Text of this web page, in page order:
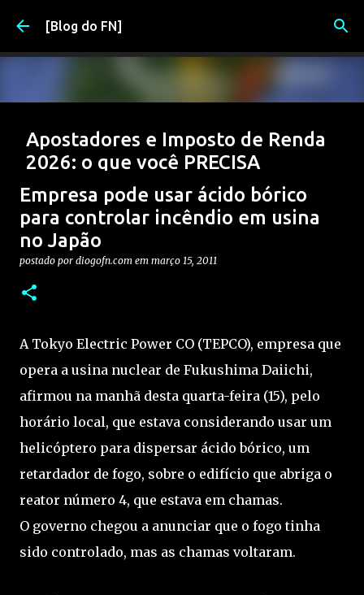
Pular para o conteúdo principal
[Blog do FN]
Apostadores e Imposto de Renda
2026: o que você PRECISA
declarar (e evitar problemas)
postado por Diogo emmarço 17, 2026 2026
APOSTAS ESPORTIVAS
0
Empresa pode usar ácido bórico
para controlar incêndio em usina
no Japão
postado por diogofn.com em março 15, 2011
A Tokyo Electric Power CO (TEPCO), empresa que
opera a usina nuclear de Fukushima Daiichi,
afirmou na manhã desta quarta-feira (15), pelo
horário local, que estava considerando usar um
helicóptero para dispersar ácido bórico, um
retardador de fogo, sobre o edifício que abriga o
reator número 4, que estava em chamas.
O governo chegou a anunciar que o fogo tinha
sido controlado, mas as chamas voltaram.